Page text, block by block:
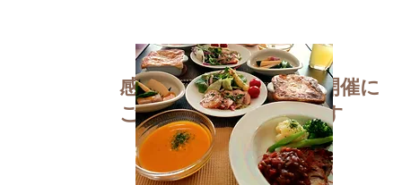
​感染対策を考慮しての開催に
ご協力お願いいたします